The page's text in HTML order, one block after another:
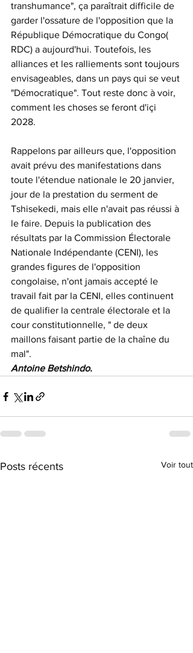
transhumance", ça paraîtrait difficile de
garder l'ossature de l'opposition que la
République Démocratique du Congo(
RDC) a aujourd'hui. Toutefois, les
alliances et les ralliements sont toujours
envisageables, dans un pays qui se veut
"Démocratique". Tout reste donc à voir,
comment les choses se feront d'içi
2028.
Rappelons par ailleurs que, l'opposition
avait prévu des manifestations dans
toute l'étendue nationale le 20 janvier,
jour de la prestation du serment de
Tshisekedi, mais elle n'avait pas réussi à
le faire. Depuis la publication des
résultats par la Commission Électorale
Nationale Indépendante (CENI), les
grandes figures de l'opposition
congolaise, n'ont jamais accepté le
travail fait par la CENI, elles continuent
de qualifier la centrale électorale et la
cour constitutionnelle, " de deux
maillons faisant partie de la chaîne du
mal".
Antoine Betshindo.
Posts récents Voir tout